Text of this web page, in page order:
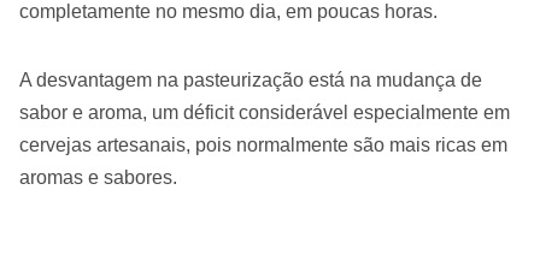
completamente no mesmo dia, em poucas horas.
A desvantagem na pasteurização está na mudança de
sabor e aroma, um déficit considerável especialmente em
cervejas artesanais, pois normalmente são mais ricas em
aromas e sabores.